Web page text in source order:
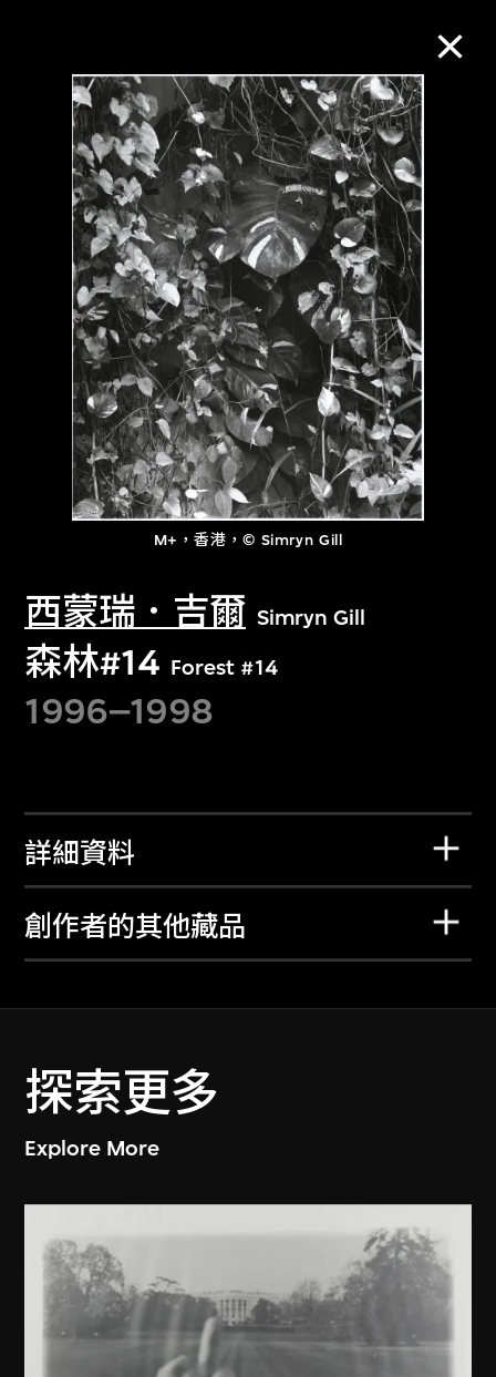
M+，香港，© Simryn Gill
西蒙瑞．吉爾 Simryn Gill
森林#14 Forest #14
1996–1998
詳細資料
創作者的其他藏品
探索更多
Explore More
M+藏品
進一步篩選 搜索
關於M+藏品
探索世界頂級的二十及二十一世紀視覺
文化藏品。